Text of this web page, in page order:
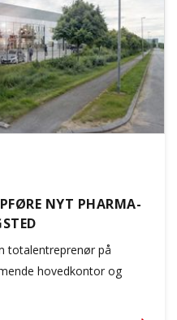
NYT PHARMA-
totalentreprenør på
hovedkontor og